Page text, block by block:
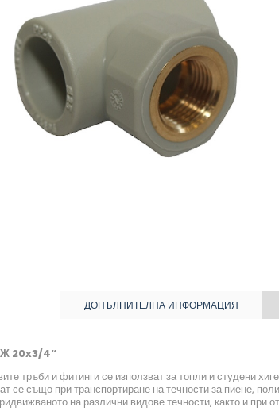
ДОПЪЛНИТЕЛНА ИНФОРМАЦИЯ
20x3/4“
тръби и фитинги се използват за топли и студени
се също при транспортиране на течности за пиене,
на различни видове течности, както и при